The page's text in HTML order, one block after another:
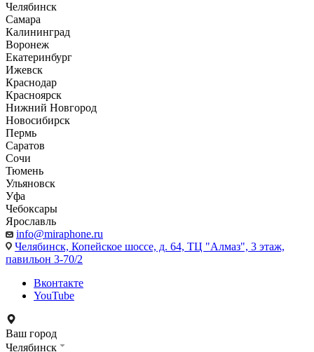
Челябинск
Самара
Калининград
Воронеж
Екатеринбург
Ижевск
Краснодар
Красноярск
Нижний Новгород
Новосибирск
Пермь
Саратов
Сочи
Тюмень
Ульяновск
Уфа
Чебоксары
Ярославль
info@miraphone.ru
Челябинск, Копейское шоссе, д. 64, ТЦ "Алмаз", 3 этаж,
павильон 3-70/2
Вконтакте
YouTube
Ваш город
Челябинск